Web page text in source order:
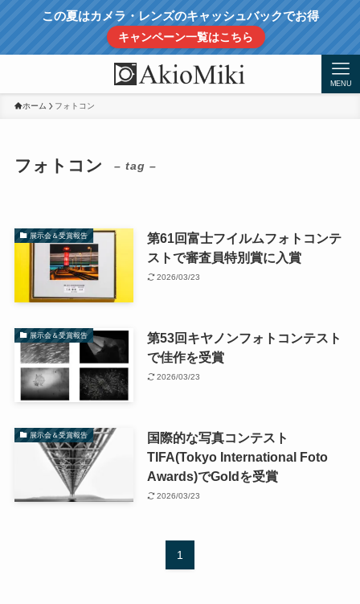
この夏はカメラ・レンズのキャッシュバックでお得
キャンペーン一覧はこちら
MENU
ホーム フォトコン
フォトコン – tag –
展示会＆受賞報告
第61回富士フイルムフォトコンテ
ストで審査員特別賞に入賞
2026/03/23
展示会＆受賞報告
第53回キヤノンフォトコンテスト
で佳作を受賞
2026/03/23
展示会＆受賞報告
国際的な写真コンテスト
TIFA(Tokyo International Foto
Awards)でGoldを受賞
2026/03/23
1